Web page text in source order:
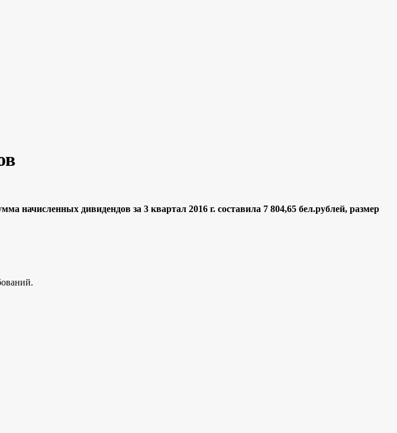
начисленных дивидендов за 3 квартал 2016 г. составила 7 804,65 бел.рублей, размер